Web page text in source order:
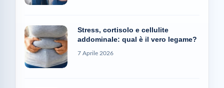
Stress, cortisolo e cellulite
addominale: qual è il vero legame?
7 Aprile 2026